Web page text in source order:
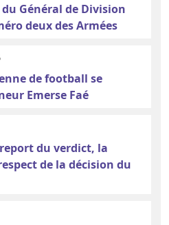
du Général de Division
deux des Armées
de football se
Emerse Faé
report du verdict, la
de la décision du